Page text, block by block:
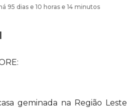
95 dias e 10 horas e 14 minutos
geminada na Região Leste